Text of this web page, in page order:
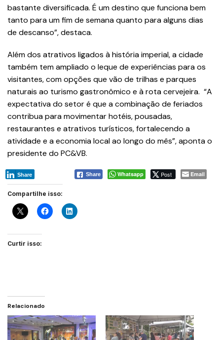
bastante diversificada. É um destino que funciona bem
tanto para um fim de semana quanto para alguns dias
de descanso”, destaca.
Além dos atrativos ligados à história imperial, a cidade
também tem ampliado o leque de experiências para os
visitantes, com opções que vão de trilhas e parques
naturais ao turismo gastronômico e à rota cervejeira. “A
expectativa do setor é que a combinação de feriados
contribua para movimentar hotéis, pousadas,
restaurantes e atrativos turísticos, fortalecendo a
atividade e a economia local ao longo do mês”, aponta o
presidente do PC&VB.
Share Whatsapp Post Email
Share
Compartilhe isso:
Curtir isso:
Relacionado